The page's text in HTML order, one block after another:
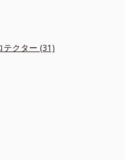
テクター (31)